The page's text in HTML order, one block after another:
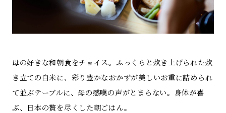
母の好きな和朝食をチョイス。ふっくらと炊き上げられた炊
き立ての白米に、彩り豊かなおかずが美しいお重に詰められ
て並ぶテーブルに、母の感嘆の声がとまらない。身体が喜
ぶ、日本の贅を尽くした朝ごはん。